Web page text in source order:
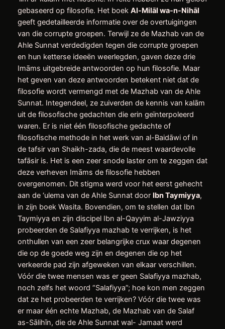
gebaseerd op filosofie. Het boek Al-Milāl wa-n-Nihāl
geeft gedetailleerde informatie over de overtuigingen
van die corrupte groepen. Terwijl ze de Mazhab van de
Ahle Sunnat verdedigden tegen die corrupte groepen
en hun ketterse ideeën weerlegden, gaven deze drie
Imāms uitgebreide antwoorden op hun filosofie. Maar
het geven van deze antwoorden betekent niet dat de
filosofie wordt vermengd met de Mazhab van de Ahle
Sunnat. Integendeel, ze zuiverden de kennis van kalām
uit de filosofische gedachten die erin geïnterpoleerd
waren. Er is niet één filosofische gedachte of
filosofische methode in het werk van al-Baidāwi of in
de tafsir van Shaikh-zada, die de meest waardevolle
tafāsir is. Het is een zeer snode laster om te zeggen dat
deze verheven Imāms de filosofie hebben
overgenomen. Dit stigma werd voor het eerst gehecht
aan de ‘ulema van de Ahle Sunnat door Ibn Taymiyya,
in zijn boek Wasita. Bovendien, om te stellen dat Ibn
Taymiyya en zijn discipel Ibn al-Qayyim al-Jawziyya
probeerden de Salafiyya mazhab te verrijken, is het
onthullen van een zeer belangrijke crux waar degenen
die op de goede weg zijn en degenen die op het
verkeerde pad zijn afgeweken van elkaar verschillen.
Vóór die twee mensen was er geen Salafiyya mazhab,
noch zelfs het woord “Salafiyya”; hoe kon men zeggen
dat ze het probeerden te verrijken? Vóór die twee was
er maar één echte Mazhab, de Mazhab van de Salaf
as-Sālihīn, die de Ahle Sunnat wal- Jamaat werd